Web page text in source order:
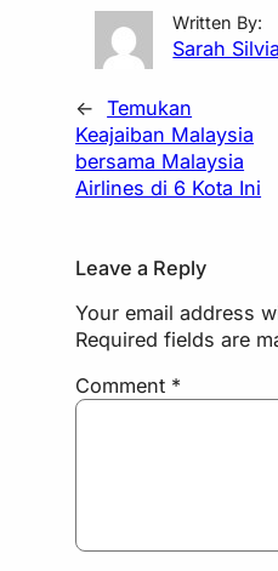
Written By:
Sarah Silvia
←
Temukan
Keajaiban Malaysia
bersama Malaysia
Airlines di 6 Kota Ini
Leave a Reply
Your email address
Required fields are
Comment *